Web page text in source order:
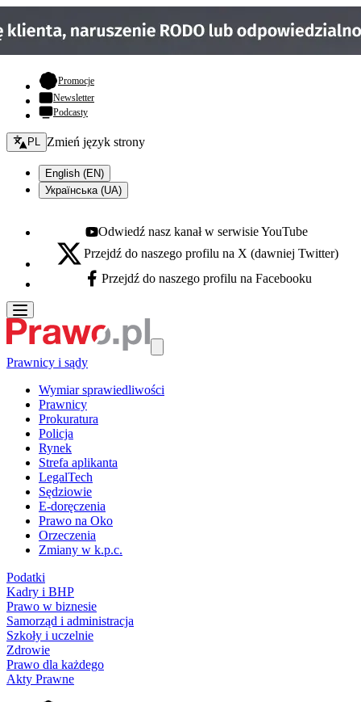
Promocje- otwiera się w nowej karcie
Newsletter
Podcasty
Zmień język - bieżący:
PL Zmień język strony
English (EN)
Українська (UA)
Youtube - otwiera się w nowej karcie
Odwiedź nasz kanał w serwisie YouTube
X - otwiera się w nowej karcie
Przejdź do naszego profilu na X (dawniej Twitter)
Facebook - otwiera się w nowej karcie
Przejdź do naszego profilu na Facebooku
Prawnicy i sądy
Wymiar sprawiedliwości
Prawnicy
Prokuratura
Policja
Rynek
Strefa aplikanta
LegalTech
Sędziowie
E-doręczenia
Prawo na Oko
Orzeczenia
Zmiany w k.p.c.
Podatki
Kadry i BHP
Prawo w biznesie
Samorząd i administracja
Szkoły i uczelnie
Zdrowie
Prawo dla każdego
Akty Prawne